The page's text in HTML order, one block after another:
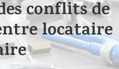
conflits de
locataire